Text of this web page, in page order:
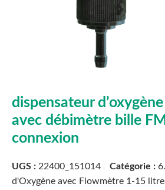
dispensateur
avec débimètre bille
connexion
UGS : 22400_151014 Catégorie :
d'Oxygène avec Flowmètre 1-15